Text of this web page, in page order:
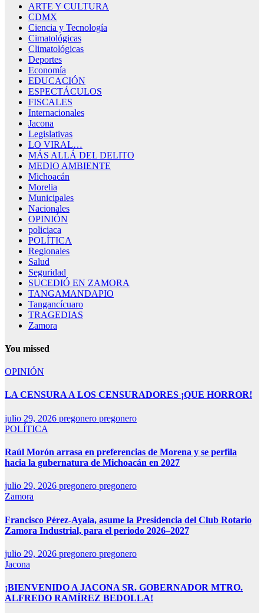
ARTE Y CULTURA
CDMX
Ciencia y Tecnología
Cimatológicas
Climatológicas
Deportes
Economía
EDUCACIÓN
ESPECTÁCULOS
FISCALES
Internacionales
Jacona
Legislativas
LO VIRAL…
MÁS ALLÁ DEL DELITO
MEDIO AMBIENTE
Michoacán
Morelia
Municipales
Nacionales
OPINIÓN
policiaca
POLÍTICA
Regionales
Salud
Seguridad
SUCEDIÓ EN ZAMORA
TANGAMANDAPIO
Tangancícuaro
TRAGEDIAS
Zamora
You missed
OPINIÓN
LA CENSURA A LOS CENSURADORES ¡QUE HORROR!
julio 29, 2026 pregonero pregonero
POLÍTICA
Raúl Morón arrasa en preferencias de Morena y se perfila
hacia la gubernatura de Michoacán en 2027
julio 29, 2026 pregonero pregonero
Zamora
Francisco Pérez-Ayala, asume la Presidencia del Club Rotario
Zamora Industrial, para el periodo 2026–2027
julio 29, 2026 pregonero pregonero
Jacona
¡BIENVENIDO A JACONA SR. GOBERNADOR MTRO.
ALFREDO RAMÍREZ BEDOLLA!